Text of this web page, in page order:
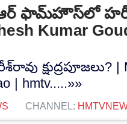
ఫామ్‌హౌస్‌లో
Kumar
క్షుద్రపూజలు? |
| hmtv.....»»
CHANNEL: